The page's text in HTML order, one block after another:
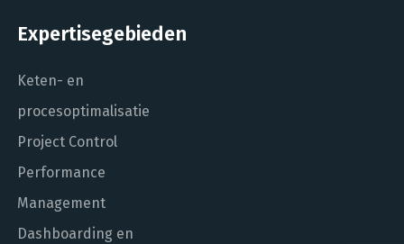
Expertisegebieden
Keten- en
procesoptimalisatie
Project Control
Performance
Management
Dashboarding en